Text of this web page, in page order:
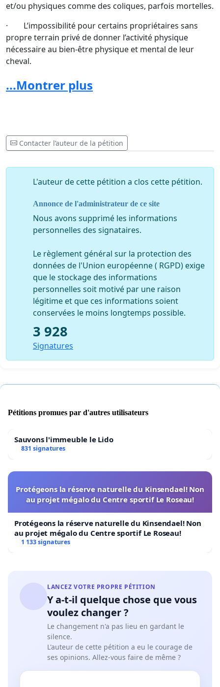
et/ou physiques comme des coliques, parfois mortelles.
· L’impossibilité pour certains propriétaires sans
propre terrain privé de donner l’activité physique
nécessaire au bien-être physique et mental de leur
cheval.
La LEWB lance donc un appel général au grand public,
aux passionnés d’équitation ainsi qu’aux défenseurs du
publique, notamment et entre autres grâce à la
distanciation sociale de minimum 1,5 m qui est
cavalier (seul ou à 2) devrait démarrer à partir de - et
rester dans - un environnement proche du lieu de
Nous remercions les signataires ainsi que les instances
examiner notre demande.
La Ligue Equestre Wallonie Bruxelles
083/23 40 70presse@lewb.be
...Montrer plus
Contacter l’auteur de la pétition
L'auteur de cette pétition a clos cette pétition.
Annonce de l'administrateur de ce site
Nous avons supprimé les informations
personnelles des signataires.
Le règlement général sur la protection des
données de l'Union européenne ( RGPD) exige
que le stockage des informations
personnelles soit motivé par une raison
légitime et que ces informations soient
conservées le moins longtemps possible.
3 928
Signatures
Pétitions promues par d'autres utilisateurs
Sauvons l'immeuble le Lido
831 signatures
Protégeons la réserve naturelle du Kinsendael! Non
au projet mégalo du Centre sportif Le Roseau!
Protégeons la réserve naturelle du Kinsendael! Non
au projet mégalo du Centre sportif Le Roseau!
1 133 signatures
LANCEZ VOTRE PROPRE PÉTITION
Y a-t-il quelque chose que vous
voulez changer ?
Le changement n'a pas lieu en gardant le
silence.
L'auteur de cette pétition a eu le courage de
ses opinions. Allez-vous faire de même ?